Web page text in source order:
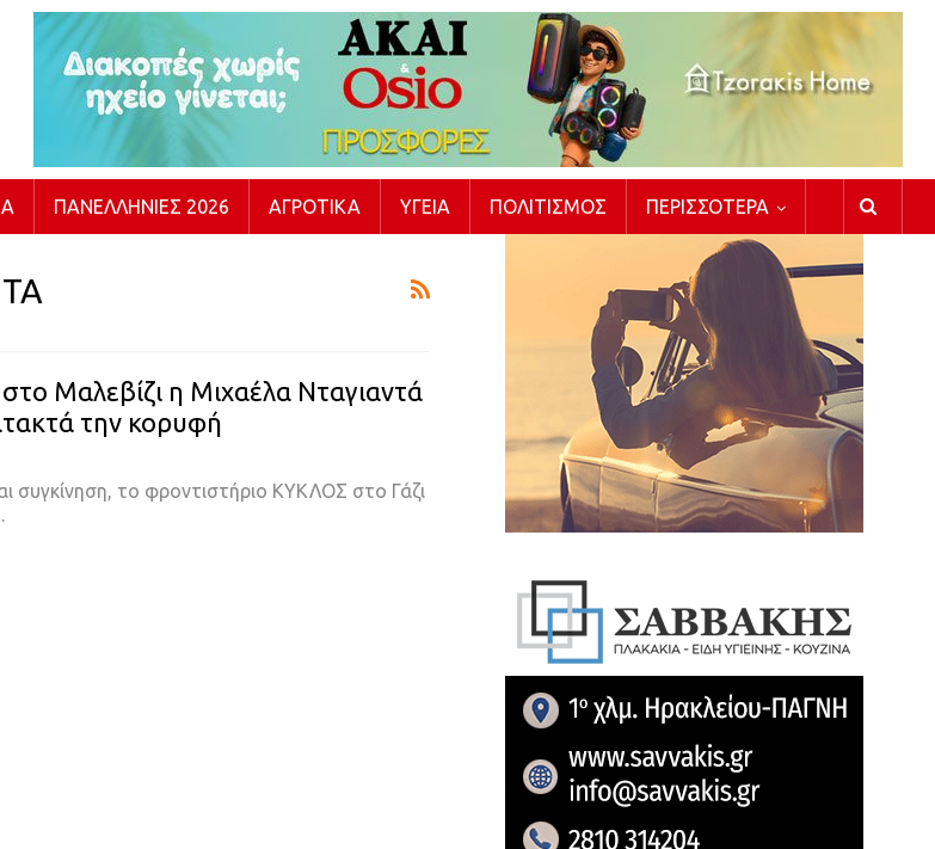
ΠΑΝΕΛΛΉΝΙΕΣ 2026 ΑΓΡΟΤΙΚΆ ΥΓΕΊΑ ΠΟΛΙΤΙΣΜΌΣ ΠΕΡΙΣΣΌΤΕΡΑ
Μαλεβίζι η Μιχαέλα Νταγιαντά
την κορυφή
συγκίνηση, το φροντιστήριο ΚΥΚΛΟΣ στο Γάζι